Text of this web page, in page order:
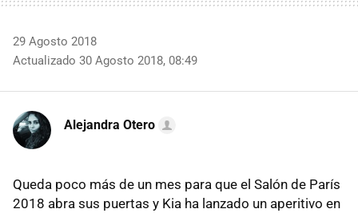
29 Agosto 2018
Actualizado 30 Agosto 2018, 08:49
Alejandra Otero
Queda poco más de un mes para que el Salón de París
2018 abra sus puertas y Kia ha lanzado un aperitivo en